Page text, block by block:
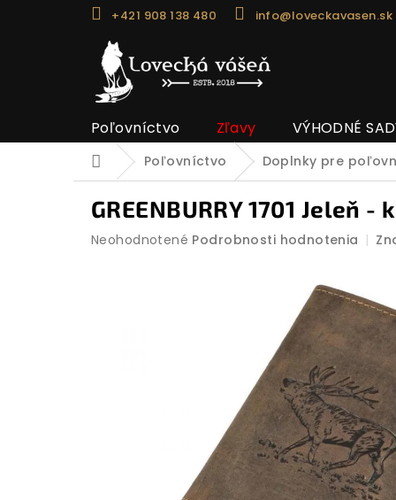
+421 908 138 480 info@loveckavasen.sk
Poľovníctvo Zľavy VÝHODNÉ
DomovPoľovníctvo Doplnky pre
GREENBURRY 1701 Jeleň
Priemerné
Neohodnotené Podrobnosti hodnotenia